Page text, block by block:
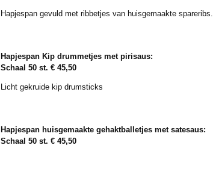
Hapjespan gevuld met ribbetjes van huisgemaakte spareribs.
Hapjespan Kip drummetjes met pirisaus:
Schaal 50 st. € 45,50
Licht gekruide kip drumsticks
Hapjespan huisgemaakte gehaktballetjes met satesaus:
Schaal 50 st. € 45,50